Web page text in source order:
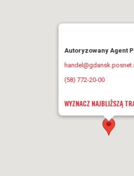
Autoryzowany Agent
(58) 772-20-00
WYZNACZ NAJBLIŻSZĄ